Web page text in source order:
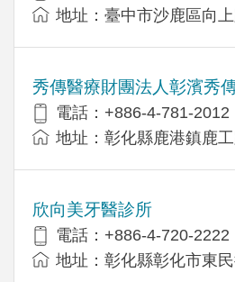
地址：臺中市沙鹿區向
秀傳醫療財團法人彰濱秀
電話：+886-4-781-2012
地址：彰化縣鹿港鎮鹿
欣向美牙醫診所
電話：+886-4-720-2222
地址：彰化縣彰化市東